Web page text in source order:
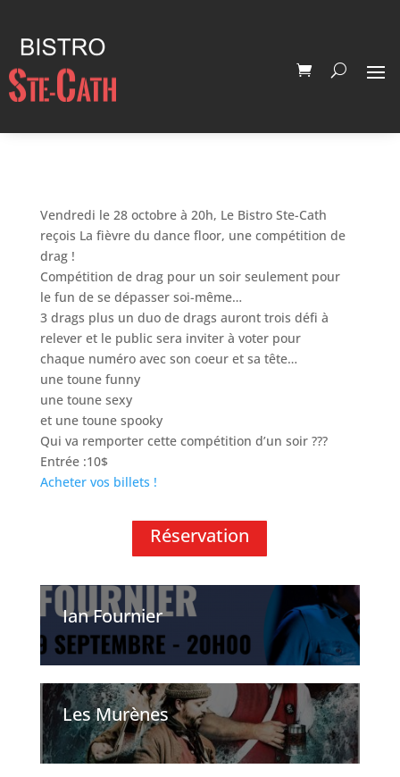
Vendredi le 28 octobre à 20h, Le Bistro Ste-Cath
reçois La fièvre du dance floor, une compétition de
drag !
Compétition de drag pour un soir seulement pour
le fun de se dépasser soi-même…
3 drags plus un duo de drags auront trois défi à
relever et le public sera inviter à voter pour
chaque numéro avec son coeur et sa tête…
une toune funny
une toune sexy
et une toune spooky
Qui va remporter cette compétition d’un soir ???
Entrée :10$
Acheter vos billets !
Réservation
Ian Fournier
Les Murènes